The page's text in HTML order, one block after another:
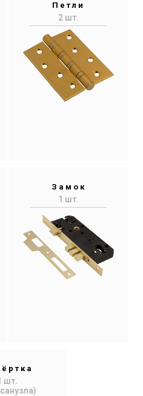
Петли
2 шт.
Замок
1 шт.
шт.